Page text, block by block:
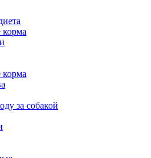
за собакой